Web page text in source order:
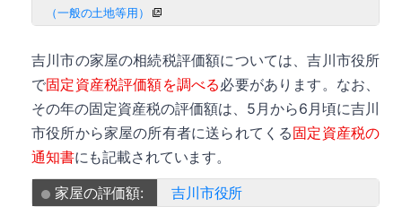
（一般の土地等用）
吉川市の家屋の相続税評価額については、吉川市役所
で固定資産税評価額を調べる必要があります。なお、
その年の固定資産税の評価額は、5月から6月頃に吉川
市役所から家屋の所有者に送られてくる固定資産税の
通知書にも記載されています。
家屋の評価額:
吉川市役所